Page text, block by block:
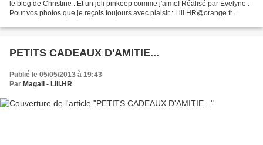
le blog de Christine : Et un joli pinkeep comme j'aime! Réalisé par Evelyne :
Pour vos photos que je reçois toujours avec plaisir : Lili.HR@orange.fr
PETITS CADEAUX D'AMITIE...
Publié le 05/05/2013 à 19:43
Par Magali - Lili.HR